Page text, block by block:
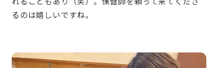
るのは嬉しいですね。